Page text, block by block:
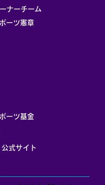
ナーチーム
ーツ憲章
ーツ基金
式サイト